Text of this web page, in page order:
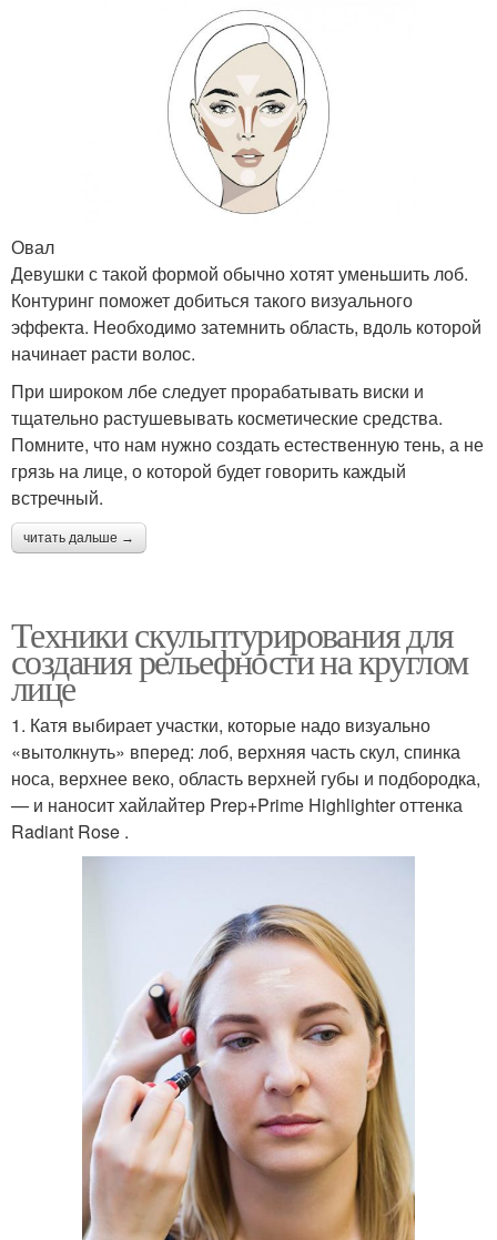
Овал
Девушки с такой формой обычно хотят уменьшить лоб.
Контуринг поможет добиться такого визуального
эффекта. Необходимо затемнить область, вдоль которой
начинает расти волос.
При широком лбе следует прорабатывать виски и
тщательно растушевывать косметические средства.
Помните, что нам нужно создать естественную тень, а не
грязь на лице, о которой будет говорить каждый
встречный.
читать дальше →
Техники скульптурирования для
создания рельефности на круглом
лице
1. Катя выбирает участки, которые надо визуально
«вытолкнуть» вперед: лоб, верхняя часть скул, спинка
носа, верхнее веко, область верхней губы и подбородка,
— и наносит хайлайтер Prep+Prime Highlighter оттенка
Radiant Rose .